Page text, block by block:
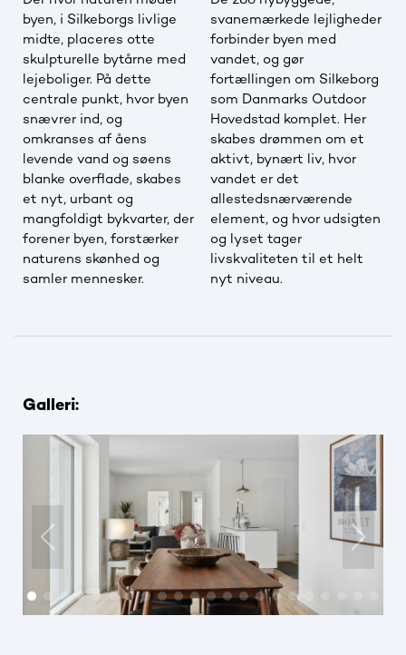
byen, i Silkeborgs livlige
midte, placeres otte
skulpturelle bytårne med
lejeboliger. På dette
centrale punkt, hvor byen
snævrer ind, og
omkranses af åens
levende vand og søens
blanke overflade, skabes
et nyt, urbant og
mangfoldigt bykvarter, der
forener byen, forstærker
naturens skønhed og
samler mennesker.
svanemærkede lejligheder
forbinder byen med
vandet, og gør
fortællingen om Silkeborg
som Danmarks Outdoor
Hovedstad komplet. Her
skabes drømmen om et
aktivt, bynært liv, hvor
vandet er det
allestedsnærværende
element, og hvor udsigten
og lyset tager
livskvaliteten til et helt
nyt niveau.
Galleri: